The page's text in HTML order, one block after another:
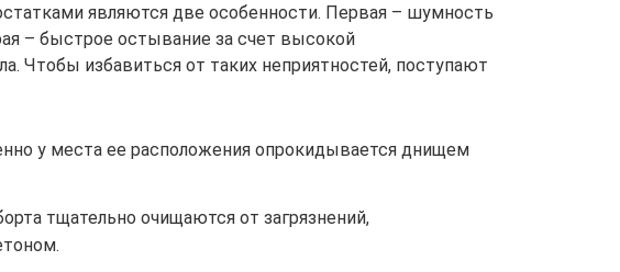
являются две особенности. Первая – шумность
– быстрое остывание за счет высокой
Чтобы избавиться от таких неприятностей, поступают
у места ее расположения опрокидывается днищем
тщательно очищаются от загрязнений,